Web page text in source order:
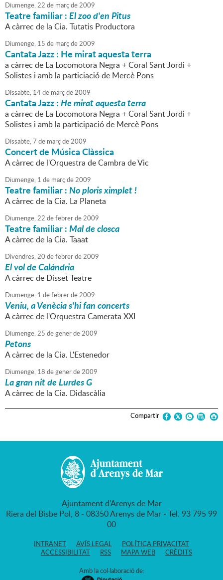
Diumenge,22 de marçde2009
Teatre familiar :El zoo d'en Pitus
A càrrec de la Cia. Tutatis Productora
Diumenge, 15 de marçde2009
Cantata Jazz : He mirat aquesta terra
a càrrec de La Locomotora Negra + Coral Sant Jordi +
Solistes i amb la particiació de Mercè Pons
Dissabte, 14de marçde2009
Cantata Jazz :He mirat aquesta terra
a càrrec de La Locomotora Negra + Coral Sant Jordi +
Solistes i amb la participació de Mercè Pons
Dissabte,7 de marçde2009
Concert de Música Clàssica
A càrrec de l'Orquestra de Cambra de Vic
Diumenge, 1 de marçde2009
Teatre familiar :No ploris ximplet !
A càrrec de la Cia. La Planeta
Diumenge,22 defebrerde2009
Teatre familiar :Mal de closca
A càrrec de la Cia. Taaat
Divendres,20 defebrerde2009
El vol de Calàndria
A càrrec de Disset Teatre
Diumenge, 1 defebrerde2009
Veniu, a Venècia s'hi fan concerts
A càrrec de l'Orquestra Camerata XXI
Diumenge,25 degenerde2009
Petons
A càrrec de la Cia. L'Estenedor
Diumenge, 18 degenerde2009
La gran nit de Lurdes G
A càrrec de la Cia. Didascàlia
Compartir
Ajuntament d'Arenys de Mar
Riera del Bisbe Pol, 8 - 08350 Arenys de Mar - Tel. 93 795 99
00
INTRANET AVÍS LEGAL
POLÍTICA PRIVACITAT
ACCESSIBILITAT
RSS MAPA WEB CRÈDITS
Amb la col·laboració de: